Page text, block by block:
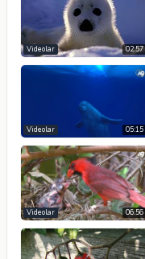
02:57
Videolar
05:15
Videolar
06:56
Videolar